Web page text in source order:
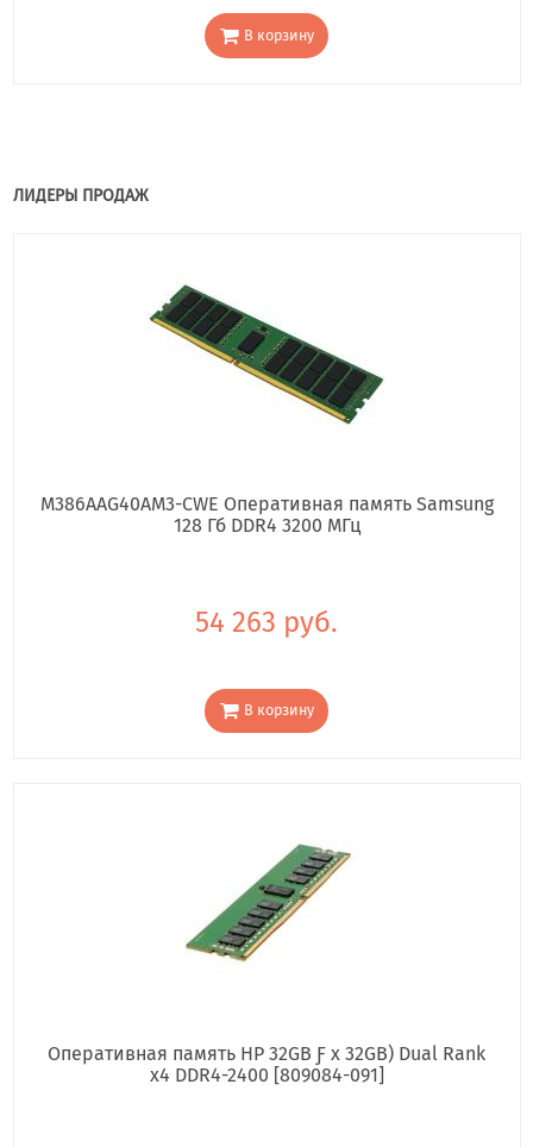
В корзину
ЛИДЕРЫ ПРОДАЖ
M386AAG40AM3-CWE Оперативная память Samsung
128 Гб DDR4 3200 МГц
54 263 руб.
В корзину
Оперативная память HP 32GB Ƒ x 32GB) Dual Rank
x4 DDR4-2400 [809084-091]